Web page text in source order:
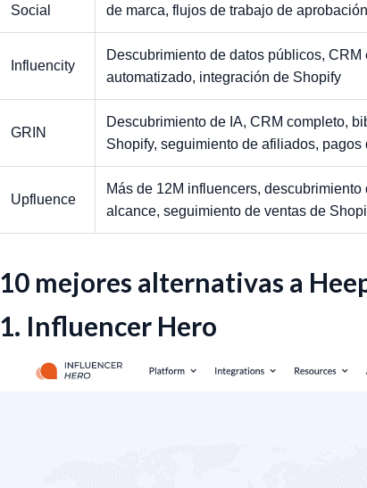
Social
de marca, flujos de trabajo de
Influencity
Descubrimiento de datos públicos, CRM
automatizado, integración de Shopify
GRIN
Descubrimiento de IA, CRM completo,
Shopify, seguimiento de afiliados, pagos
Upfluence
Más de 12M influencers,
alcance, seguimiento de ventas de
10 mejores alternativas a
1. Influencer Hero